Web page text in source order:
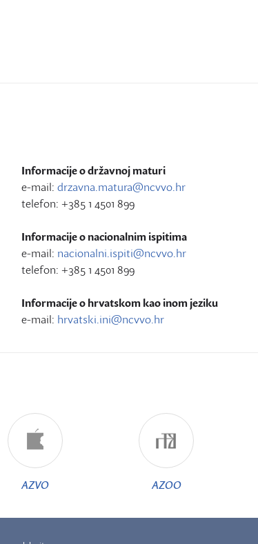
Informacije o državnoj maturi
e-mail: drzavna.matura@ncvvo.hr
telefon: +385 1 4501 899
Informacije o nacionalnim ispitima
e-mail: nacionalni.ispiti@ncvvo.hr
telefon: +385 1 4501 899
Informacije o hrvatskom kao inom jeziku
e-mail: hrvatski.ini@ncvvo.hr
AZVO AZOO